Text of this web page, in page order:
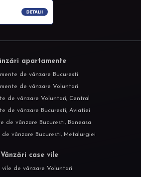
apartamente
de vânzare Bucuresti
de vânzare Voluntari
de vânzare Voluntari, Central
de vânzare Bucuresti, Aviatiei
de vânzare Bucuresti, Baneasa
vânzare Bucuresti, Metalurgiei
Vânzări case vile
vile de vânzare Voluntari